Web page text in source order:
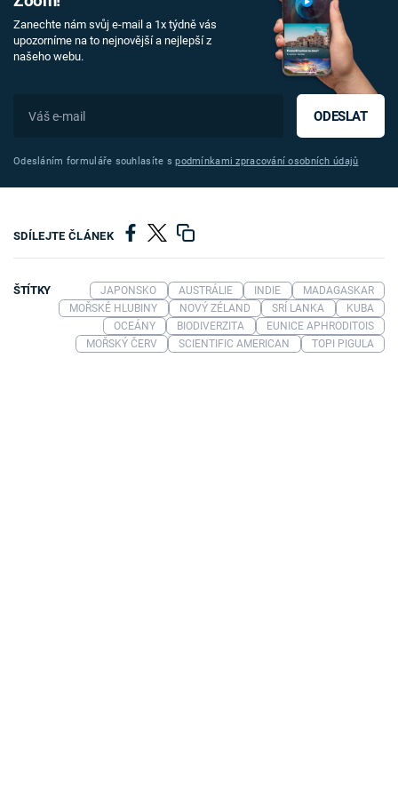
Zanechte nám svůj e-mail a 1x týdně vás
upozorníme na to nejnovější a nejlepší z
našeho webu.
ODESLAT
Odesláním formuláře souhlasíte spodmínkami zpracování osobních údajů
SDÍLEJTE ČLÁNEK
ŠTÍTKY JAPONSKO AUSTRÁLIE INDIE
MADAGASKAR
MOŘSKÉ HLUBINY
NOVÝ ZÉLAND SRÍ LANKA
KUBA
OCEÁNY
BIODIVERZITA
EUNICE APHRODITOIS
MOŘSKÝ ČERV
SCIENTIFIC AMERICAN TOPI PIGULA